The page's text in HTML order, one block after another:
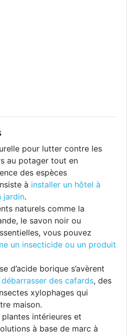
pour lutter contre les
au potager tout en
des espèces
à installer un hôtel à
jardin.
naturels comme la
le savon noir ou
vous pouvez
un insecticide ou un produit
d’acide borique s’avèrent
débarrasser des cafards, des
xylophages qui
maison.
intérieures et
à base de marc à